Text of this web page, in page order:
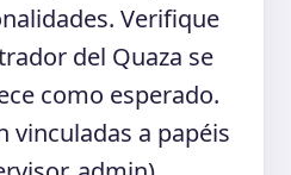
Verifique
del Quaza se
como esperado.
vinculadas a papéis